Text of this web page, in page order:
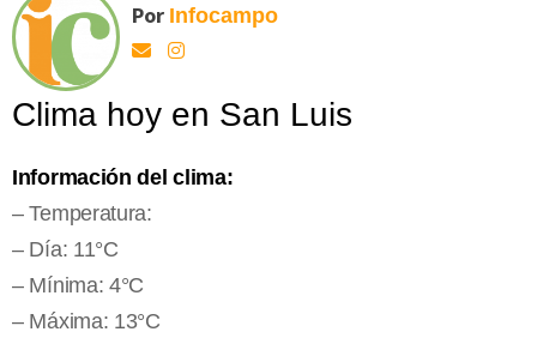
Por Infocampo
Clima hoy en San Luis
Información del clima:
– Temperatura:
– Día: 11°C
– Mínima: 4°C
– Máxima: 13°C